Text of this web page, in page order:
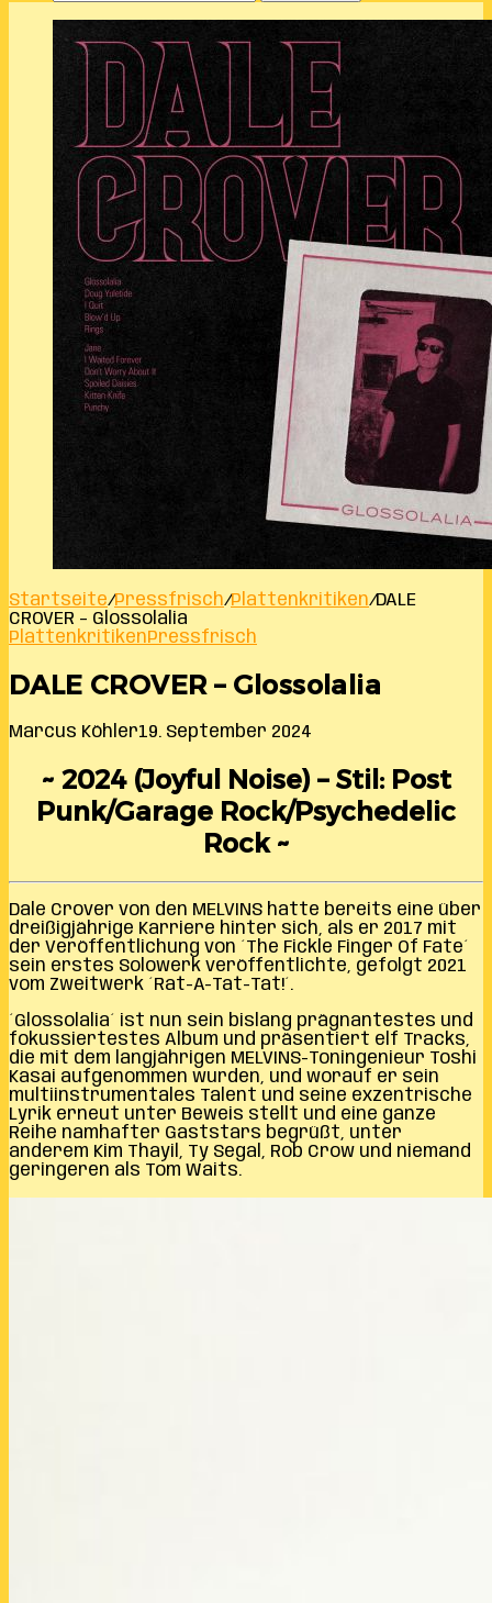
Startseite/Pressfrisch/Plattenkritiken/DALE
CROVER – Glossolalia
PlattenkritikenPressfrisch
DALE CROVER – Glossolalia
Marcus Köhler19. September 2024
~ 2024 (Joyful Noise) – Stil: Post
Punk/Garage Rock/Psychedelic
Rock ~
Dale Crover von den MELVINS hatte bereits eine über
dreißigjährige Karriere hinter sich, als er 2017 mit
der Veröffentlichung von ´The Fickle Finger Of Fate´
sein erstes Solowerk veröffentlichte, gefolgt 2021
vom Zweitwerk ´Rat-A-Tat-Tat!´.
´Glossolalia´ ist nun sein bislang prägnantestes und
fokussiertestes Album und präsentiert elf Tracks,
die mit dem langjährigen MELVINS-Toningenieur Toshi
Kasai aufgenommen wurden, und worauf er sein
multiinstrumentales Talent und seine exzentrische
Lyrik erneut unter Beweis stellt und eine ganze
Reihe namhafter Gaststars begrüßt, unter
anderem Kim Thayil, Ty Segal, Rob Crow und niemand
geringeren als Tom Waits.